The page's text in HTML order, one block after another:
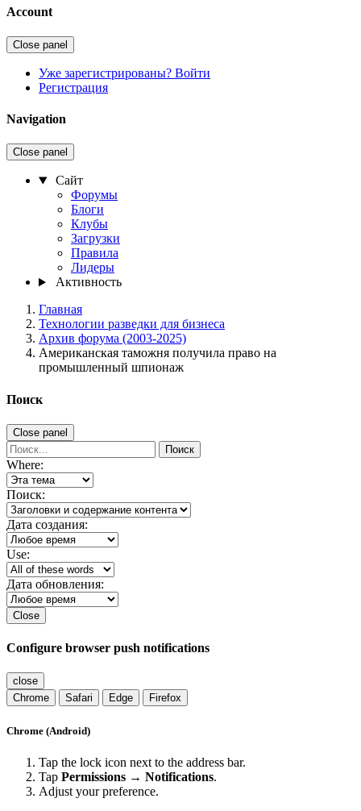
Account
Close panel
Уже зарегистрированы? Войти
Регистрация
Navigation
Close panel
Сайт
Форумы
Блоги
Клубы
Загрузки
Правила
Лидеры
Активность
Главная
Технологии разведки для бизнеса
Архив форума (2003-2025)
Американская таможня получила право на
промышленный шпионаж
Поиск
Close panel
Поиск
Where:
Поиск:
Дата создания:
Use:
Дата обновления:
Close
Configure browser push notifications
close
Chrome
Safari Edge Firefox
Chrome (Android)
Tap the lock icon next to the address bar.
Tap Permissions → Notifications.
Adjust your preference.